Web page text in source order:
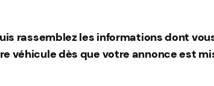
rassemblez les informations dont
véhicule dès que votre annonce est